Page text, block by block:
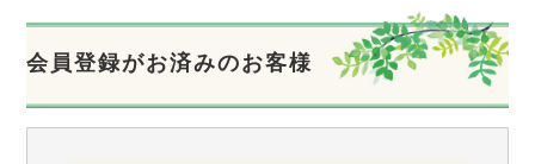
会員登録がお済みのお客様